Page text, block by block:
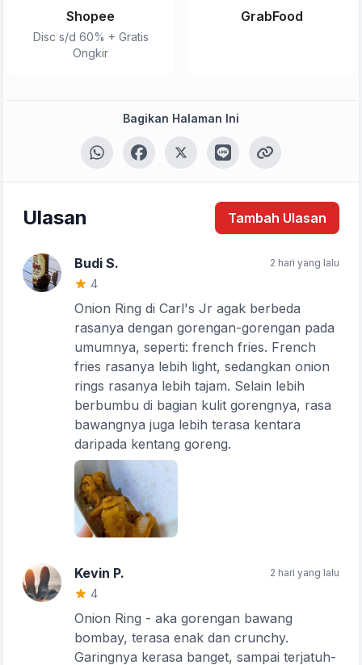
Shopee
Disc s/d 60% + Gratis
Ongkir
GrabFood
Bagikan Halaman Ini
Ulasan Tambah Ulasan
Budi S. 2 hari yang lalu
4
Onion Ring di Carl's Jr agak berbeda
rasanya dengan gorengan-gorengan pada
umumnya, seperti: french fries. French
fries rasanya lebih light, sedangkan onion
rings rasanya lebih tajam. Selain lebih
berbumbu di bagian kulit gorengnya, rasa
bawangnya juga lebih terasa kentara
daripada kentang goreng.
Kevin P. 2 hari yang lalu
4
Onion Ring - aka gorengan bawang
bombay, terasa enak dan crunchy.
Garingnya kerasa banget, sampai terjatuh-
Tulis Ulasan
Komentar Anda